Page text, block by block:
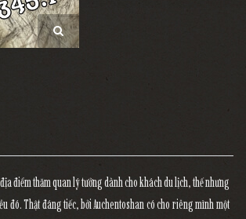
điểm thăm quan lý tưởng dành cho khách du lịch, thế nhưng
đó. Thật đáng tiếc, bởi Auchentoshan có cho riêng mình một